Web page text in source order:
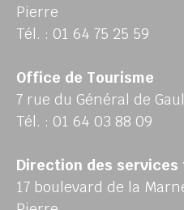
Pierre
Tél. : 01 64 75 25 59
Office de Tourisme
7 rue du Général de
Tél. : 01 64 03 88 09
Direction des services
17 boulevard de la